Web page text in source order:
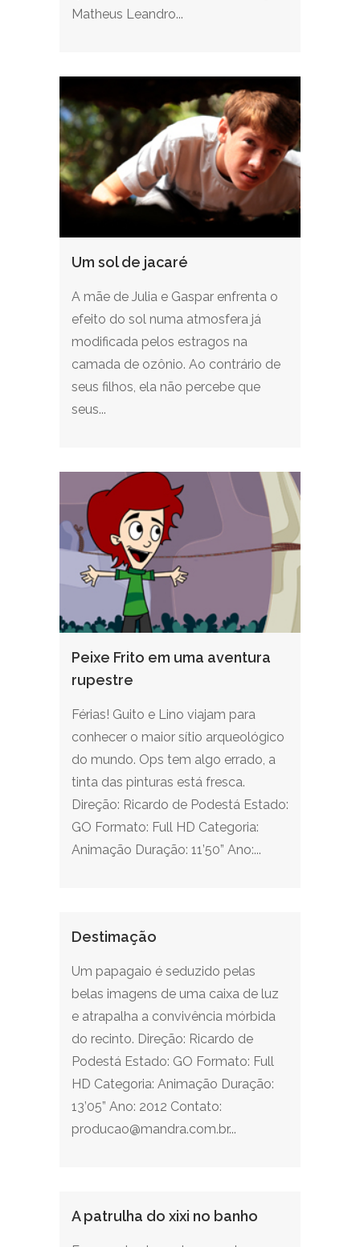
Matheus Leandro...
Um sol de jacaré
A mãe de Julia e Gaspar enfrenta o
efeito do sol numa atmosfera já
modificada pelos estragos na
camada de ozônio. Ao contrário de
seus filhos, ela não percebe que
seus...
Peixe Frito em uma aventura
rupestre
Férias! Guito e Lino viajam para
conhecer o maior sítio arqueológico
do mundo. Ops tem algo errado, a
tinta das pinturas está fresca.
Direção: Ricardo de Podestá Estado:
GO Formato: Full HD Categoria:
Animação Duração: 11’50” Ano:...
Destimação
Um papagaio é seduzido pelas
belas imagens de uma caixa de luz
e atrapalha a convivência mórbida
do recinto. Direção: Ricardo de
Podestá Estado: GO Formato: Full
HD Categoria: Animação Duração:
13’05” Ano: 2012 Contato:
producao@mandra.com.br...
A patrulha do xixi no banho